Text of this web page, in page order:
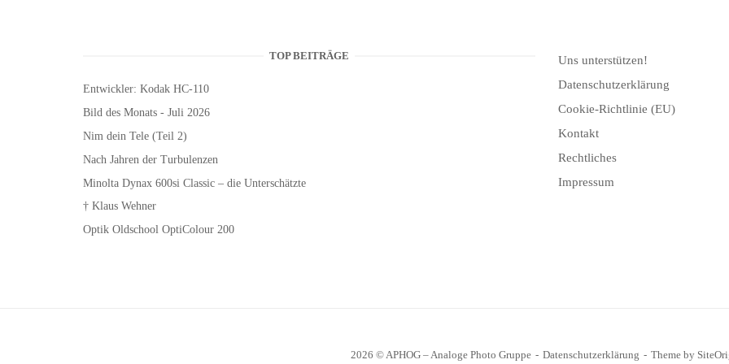
TOP BEITRÄGE
Entwickler: Kodak HC-110
Bild des Monats - Juli 2026
Nim dein Tele (Teil 2)
Nach Jahren der Turbulenzen
Minolta Dynax 600si Classic – die Unterschätzte
† Klaus Wehner
Optik Oldschool OptiColour 200
Uns unterstützen!
Datenschutzerklärung
Cookie-Richtlinie (EU)
Kontakt
Rechtliches
Impressum
2026 © APHOG – Analoge Photo Gruppe Datenschutzerklärung Theme by